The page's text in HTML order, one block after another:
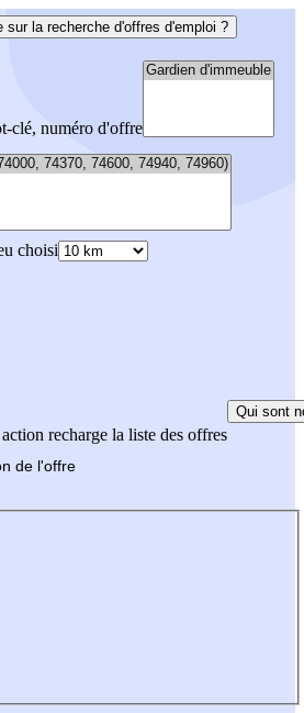
sur la recherche d'offres d'emploi ?
clé, numéro d'offre
choisi
recharge la liste des offres
Qui sont
de l'offre